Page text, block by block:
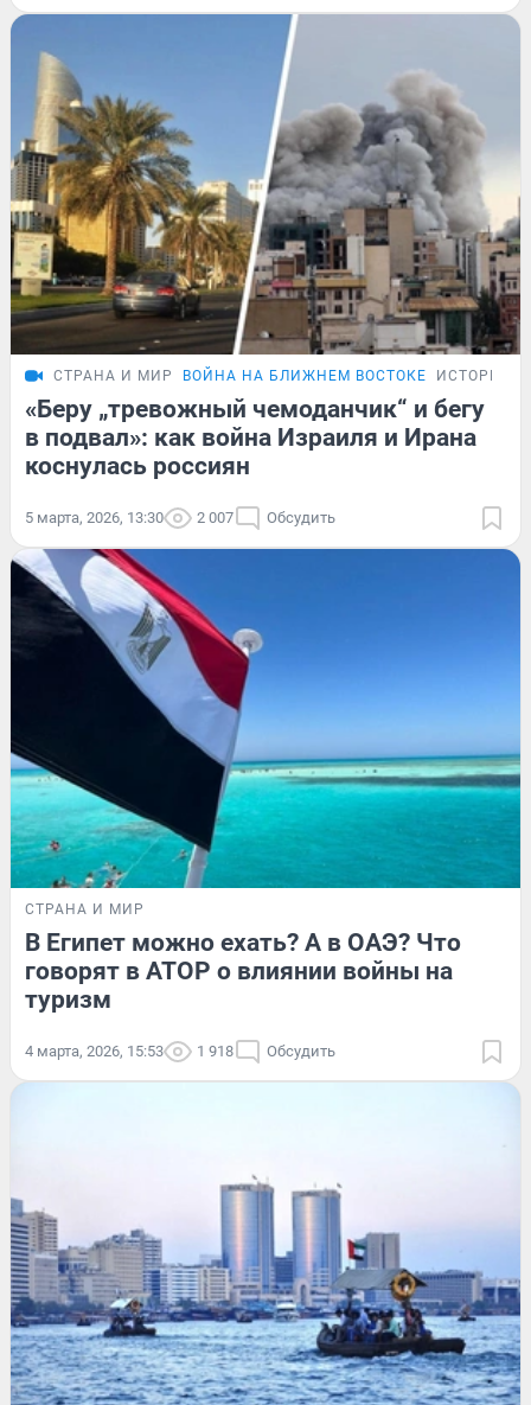
СТРАНА И МИР ВОЙНА НА БЛИЖНЕМ ВОСТОКЕ ИСТОРИИ
«Беру „тревожный чемоданчик“ и бегу
в подвал»: как война Израиля и Ирана
коснулась россиян
5 марта, 2026, 13:30 2 007 Обсудить
СТРАНА И МИР
В Египет можно ехать? А в ОАЭ? Что
говорят в АТОР о влиянии войны на
туризм
4 марта, 2026, 15:53 1 918 Обсудить